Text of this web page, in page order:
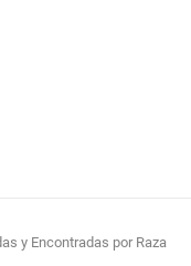
y Encontradas por Raza